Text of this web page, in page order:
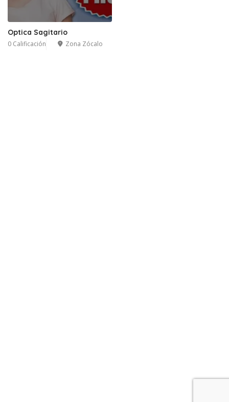
Optica Sagitario
0 Calificación Zona Zócalo